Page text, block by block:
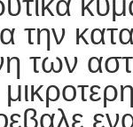
την
των